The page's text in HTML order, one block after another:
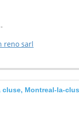
reno sarl
cluse, Montreal-la-